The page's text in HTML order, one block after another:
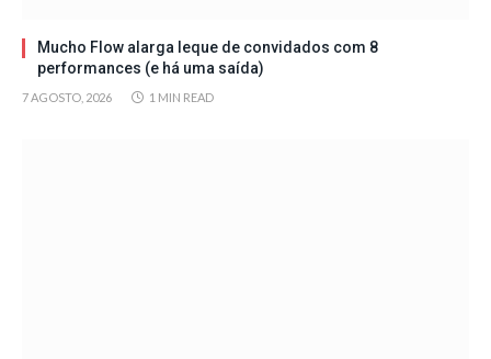
Mucho Flow alarga leque de convidados com 8
performances (e há uma saída)
7 AGOSTO, 2026 1 MIN READ